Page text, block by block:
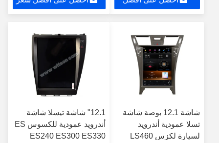
شاشة 12.1 بوصة شاشة
تسلا عمودية أندرويد
لسيارة لكزس LS460
12.1" شاشة تيسلا شاشة
أندرويد عمودية للكسوس ES
ES240 ES300 ES330